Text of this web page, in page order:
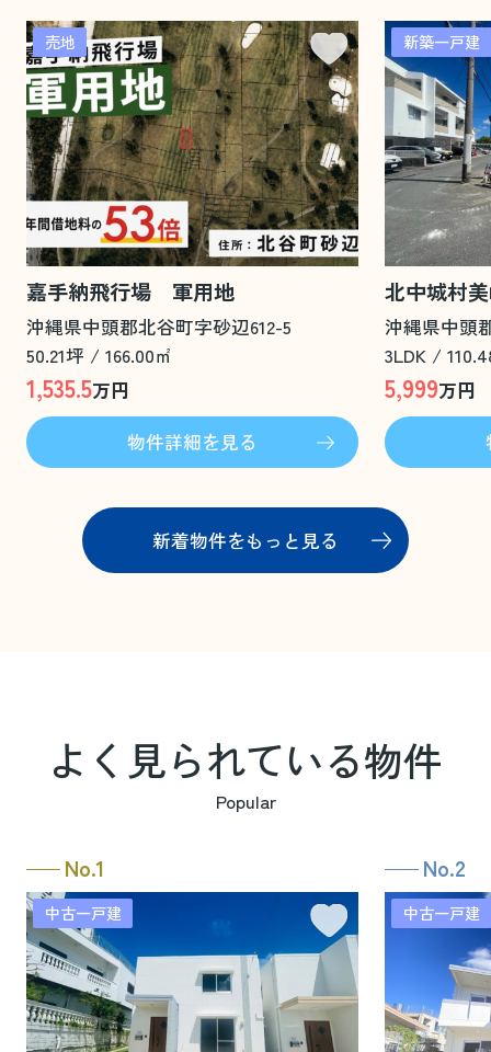
売地
嘉手納飛行場 軍用地
沖縄県中頭郡北谷町字砂辺612-5
50.21坪 / 166.00㎡
1,535.5万円
物件詳細を見る
新築一戸建
北中城村
沖縄県中頭
3LDK /
5,999万円
新着物件をもっと見る
よく見られている物件
Popular
No.1
中古一戸建
No.2
中古一戸建